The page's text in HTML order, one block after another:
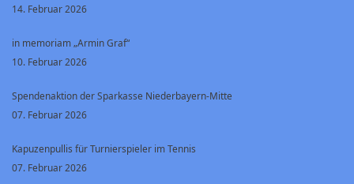
14. Februar 2026
in memoriam „Armin Graf“
10. Februar 2026
Spendenaktion der Sparkasse Niederbayern-Mitte
07. Februar 2026
Kapuzenpullis für Turnierspieler im Tennis
07. Februar 2026